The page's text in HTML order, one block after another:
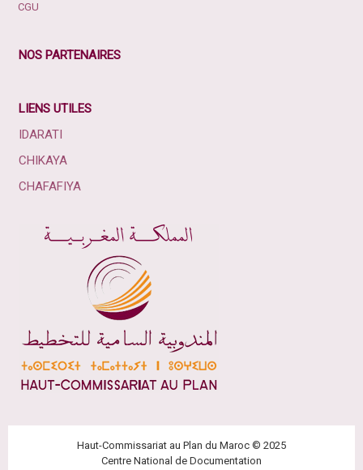
CGU
NOS PARTENAIRES
LIENS UTILES
IDARATI
CHIKAYA
CHAFAFIYA
Haut-Commissariat au Plan du Maroc © 2025
Centre National de Documentation